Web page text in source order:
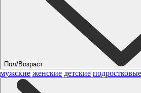
Пол/Возраст
мужские женские детские подростковые